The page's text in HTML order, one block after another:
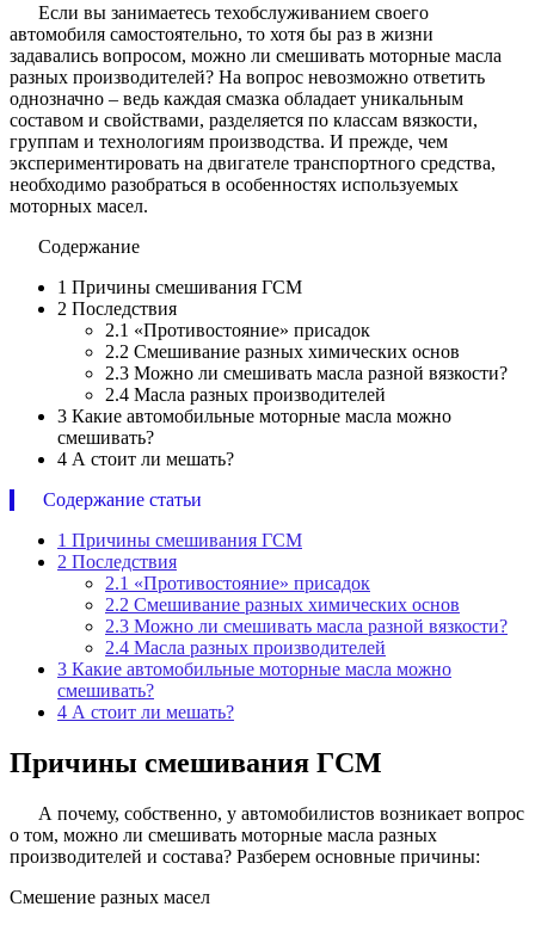
Если вы занимаетесь техобслуживанием своего
автомобиля самостоятельно, то хотя бы раз в жизни
задавались вопросом, можно ли смешивать моторные масла
разных производителей? На вопрос невозможно ответить
однозначно – ведь каждая смазка обладает уникальным
составом и свойствами, разделяется по классам вязкости,
группам и технологиям производства. И прежде, чем
экспериментировать на двигателе транспортного средства,
необходимо разобраться в особенностях используемых
моторных масел.
Содержание
1 Причины смешивания ГСМ
2 Последствия
2.1 «Противостояние» присадок
2.2 Смешивание разных химических основ
2.3 Можно ли смешивать масла разной вязкости?
2.4 Масла разных производителей
3 Какие автомобильные моторные масла можно
смешивать?
4 А стоит ли мешать?
Содержание статьи
1 Причины смешивания ГСМ
2 Последствия
2.1 «Противостояние» присадок
2.2 Смешивание разных химических основ
2.3 Можно ли смешивать масла разной вязкости?
2.4 Масла разных производителей
3 Какие автомобильные моторные масла можно
смешивать?
4 А стоит ли мешать?
Причины смешивания ГСМ
А почему, собственно, у автомобилистов возникает вопрос
о том, можно ли смешивать моторные масла разных
производителей и состава? Разберем основные причины:
Смешение разных масел